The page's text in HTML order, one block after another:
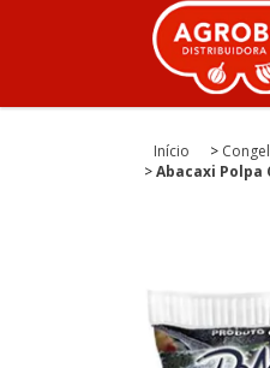
Início >
>Abacaxi Polpa